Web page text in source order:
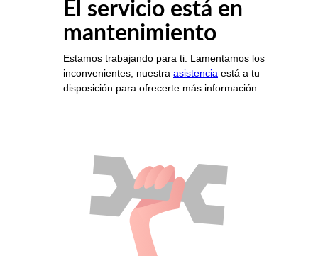
El servicio está en
mantenimiento
Estamos trabajando para ti. Lamentamos los
inconvenientes, nuestra asistencia está a tu
disposición para ofrecerte más información